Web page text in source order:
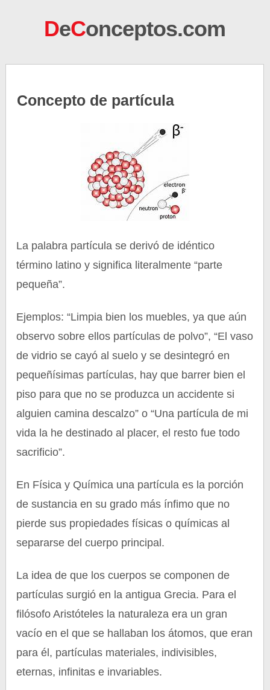
DeConceptos.com
Concepto de partícula
La palabra partícula se derivó de idéntico
término latino y significa literalmente “parte
pequeña”.
Ejemplos: “Limpia bien los muebles, ya que aún
observo sobre ellos partículas de polvo”, “El vaso
de vidrio se cayó al suelo y se desintegró en
pequeñísimas partículas, hay que barrer bien el
piso para que no se produzca un accidente si
alguien camina descalzo” o “Una partícula de mi
vida la he destinado al placer, el resto fue todo
sacrificio”.
En Física y Química una partícula es la porción
de sustancia en su grado más ínfimo que no
pierde sus propiedades físicas o químicas al
separarse del cuerpo principal.
La idea de que los cuerpos se componen de
partículas surgió en la antigua Grecia. Para el
filósofo Aristóteles la naturaleza era un gran
vacío en el que se hallaban los átomos, que eran
para él, partículas materiales, indivisibles,
eternas, infinitas e invariables.